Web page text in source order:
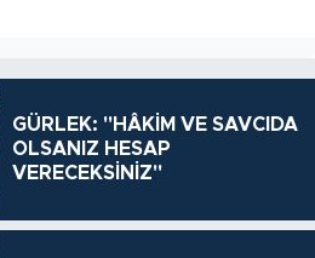
GÜRLEK: "HÂKİM VE SAVCIDA
OLSANIZ HESAP
VERECEKSİNİZ"